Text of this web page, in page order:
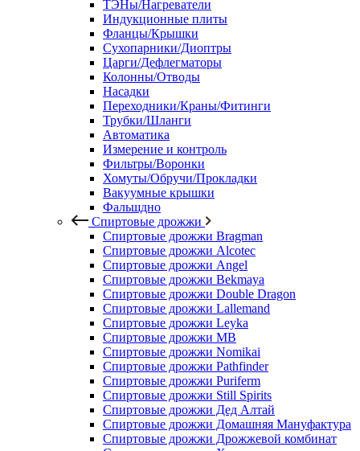
ТЭНы/Нагреватели
Индукционные плиты
Фланцы/Крышки
Сухопарники/Диоптры
Царги/Дефлегматоры
Колонны/Отводы
Насадки
Переходники/Краны/Фитинги
Трубки/Шланги
Автоматика
Измерение и контроль
Фильтры/Воронки
Хомуты/Обручи/Прокладки
Вакуумные крышки
Фальшдно
Спиртовые дрожжи
Спиртовые дрожжи Bragman
Спиртовые дрожжи Alcotec
Спиртовые дрожжи Angel
Спиртовые дрожжи Bekmaya
Спиртовые дрожжи Double Dragon
Спиртовые дрожжи Lallemand
Спиртовые дрожжи Leyka
Спиртовые дрожжи MB
Спиртовые дрожжи Nomikai
Спиртовые дрожжи Pathfinder
Спиртовые дрожжи Puriferm
Спиртовые дрожжи Still Spirits
Спиртовые дрожжи Дед Алтай
Спиртовые дрожжи Домашняя Мануфактура
Спиртовые дрожжи Дрожжевой комбинат